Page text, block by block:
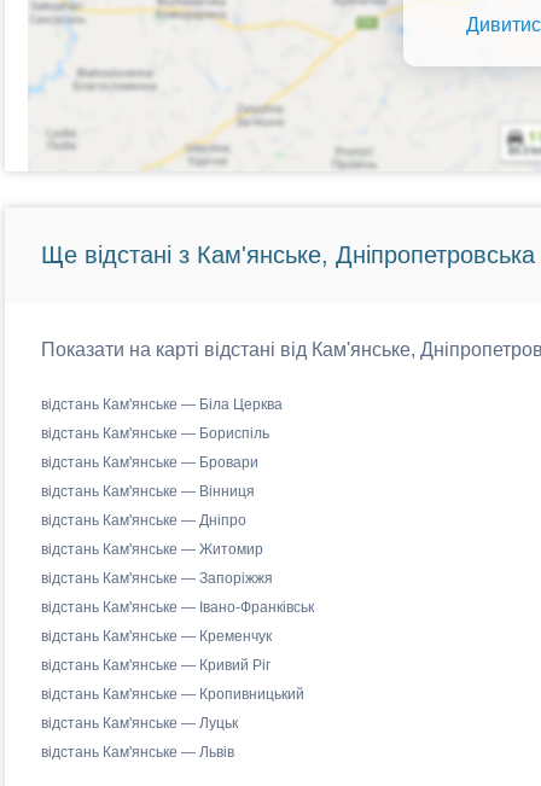
Ще відстані з Кам'янське,
Показати на карті відстані від Кам'янське,
відстань Кам'янське — Біла Церква
відстань Кам'янське — Бориспіль
відстань Кам'янське — Бровари
відстань Кам'янське — Вінниця
відстань Кам'янське — Дніпро
відстань Кам'янське — Житомир
відстань Кам'янське — Запоріжжя
відстань Кам'янське — Івано-Франківськ
відстань Кам'янське — Кременчук
відстань Кам'янське — Кривий Ріг
відстань Кам'янське — Кропивницький
відстань Кам'янське — Луцьк
відстань Кам'янське — Львів